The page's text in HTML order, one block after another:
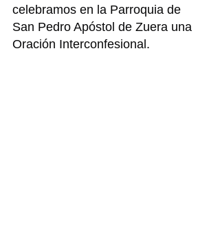
celebramos en la Parroquia de
San Pedro Apóstol de Zuera una
Oración Interconfesional.